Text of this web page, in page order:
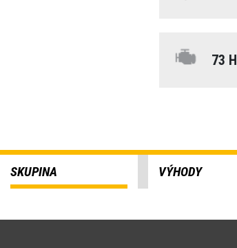
73
SKUPINA VÝHODY